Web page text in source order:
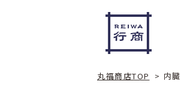
丸福商店TOP > 内